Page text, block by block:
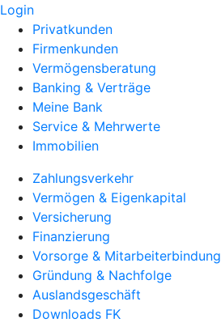
Login
Privatkunden
Firmenkunden
Vermögensberatung
Banking & Verträge
Meine Bank
Service & Mehrwerte
Immobilien
Zahlungsverkehr
Vermögen & Eigenkapital
Versicherung
Finanzierung
Vorsorge & Mitarbeiterbindung
Gründung & Nachfolge
Auslandsgeschäft
Downloads FK